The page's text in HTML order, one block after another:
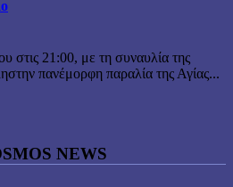
στις 21:00, με τη συναυλία της
πανέμορφη παραλία της Αγίας...
NEWS